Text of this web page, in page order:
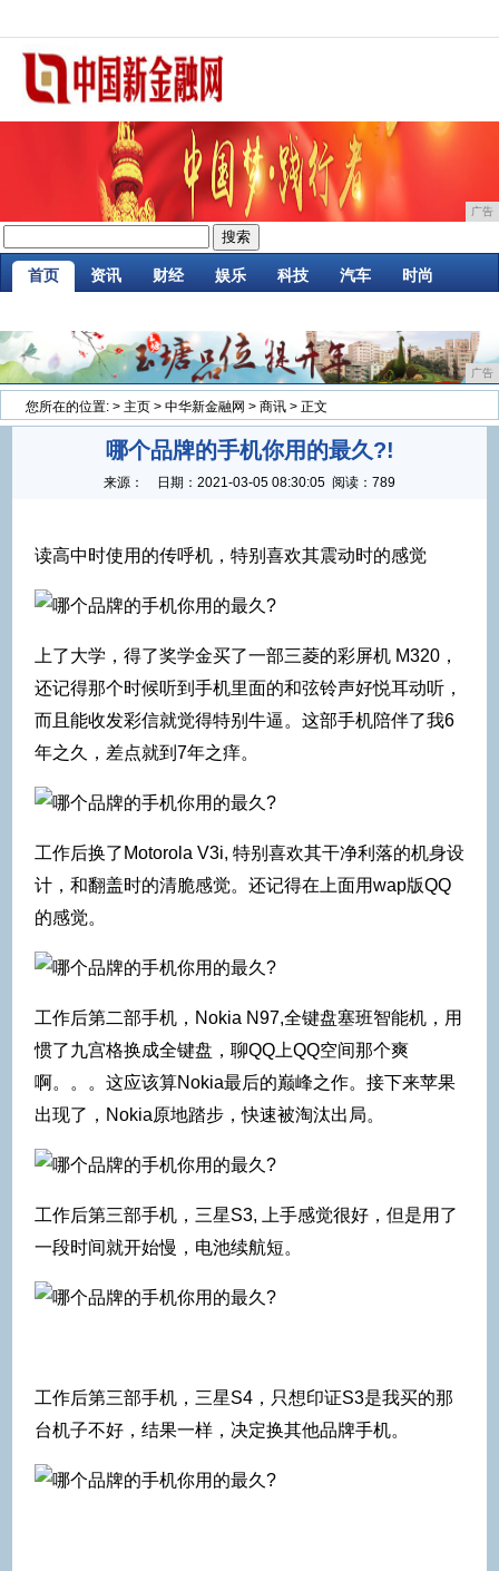
广告
首页 资讯 财经 娱乐 科技 汽车 时尚
广告
您所在的位置: > 主页 > 中华新金融网 > 商讯 > 正文
哪个品牌的手机你用的最久?!
来源： 日期： 2021-03-05 08:30:05 阅读：789
读高中时使用的传呼机，特别喜欢其震动时的感觉
上了大学，得了奖学金买了一部三菱的彩屏机 M320，
还记得那个时候听到手机里面的和弦铃声好悦耳动听，
而且能收发彩信就觉得特别牛逼。这部手机陪伴了我6
年之久，差点就到7年之痒。
工作后换了Motorola V3i, 特别喜欢其干净利落的机身设
计，和翻盖时的清脆感觉。还记得在上面用wap版QQ
的感觉。
工作后第二部手机，Nokia N97,全键盘塞班智能机，用
惯了九宫格换成全键盘，聊QQ上QQ空间那个爽
啊。。。这应该算Nokia最后的巅峰之作。接下来苹果
出现了，Nokia原地踏步，快速被淘汰出局。
工作后第三部手机，三星S3, 上手感觉很好，但是用了
一段时间就开始慢，电池续航短。
工作后第三部手机，三星S4，只想印证S3是我买的那
台机子不好，结果一样，决定换其他品牌手机。